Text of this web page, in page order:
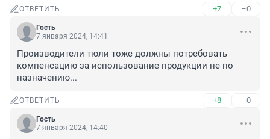
ОТВЕТИТЬ +7 –0
Гость
7 января 2024, 14:41
Производители тюли тоже должны потребовать
компенсацию за использование продукции не по
назначению...
ОТВЕТИТЬ +8 –0
Гость
7 января 2024, 14:40